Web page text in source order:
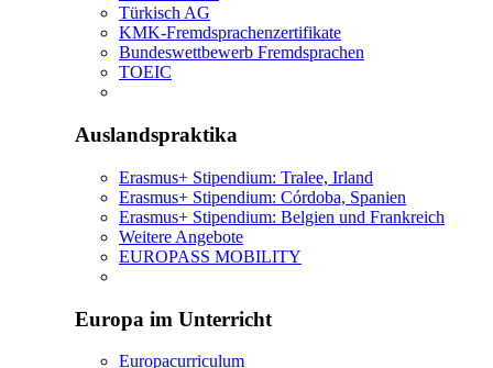
Türkisch AG
KMK-Fremdsprachenzertifikate
Bundeswettbewerb Fremdsprachen
TOEIC
Auslandspraktika
Erasmus+ Stipendium: Tralee, Irland
Erasmus+ Stipendium: Córdoba, Spanien
Erasmus+ Stipendium: Belgien und Frankreich
Weitere Angebote
EUROPASS MOBILITY
Europa im Unterricht
Europacurriculum